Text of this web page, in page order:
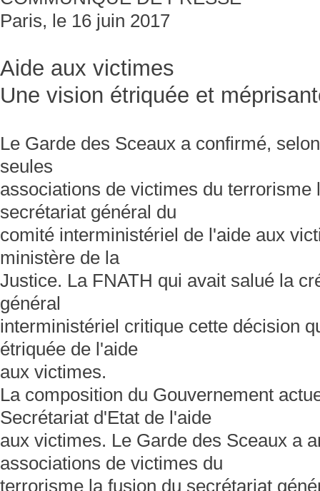
Paris, le 16 juin 2017
Aide aux victimes
Une vision étriquée et
Le Garde des Sceaux a confirmé,
seules
associations de victimes du terrorisme
secrétariat général du
comité interministériel de l'aide aux
ministère de la
Justice. La FNATH qui avait salué la
général
interministériel critique cette décision
étriquée de l'aide
aux victimes.
La composition du Gouvernement
Secrétariat d'Etat de l'aide
aux victimes. Le Garde des Sceaux a
associations de victimes du
terrorisme la fusion du secrétariat